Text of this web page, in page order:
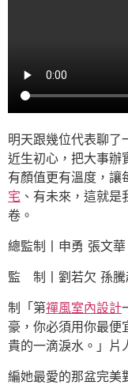
明天跟幾位代表聊了
近生初心，把大事辦
有顏值更有溫度，讓
宅 、有未來，這就
卷。
總監制丨申勇 張文華
監 制丨劉若欠 孫騰
制「第禪風室內設計
豪，你必須用你最便
貴的一滴淚水。」片
編她最愛的那盆完美